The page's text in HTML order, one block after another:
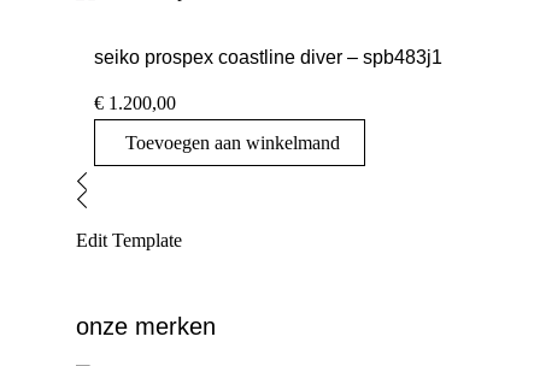
seiko prospex coastline diver – spb483j1
€ 1.200,00
Toevoegen aan winkelmand
Edit Template
onze merken